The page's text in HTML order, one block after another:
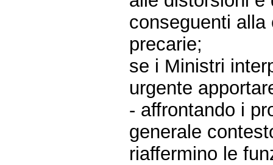
conseguenti
precarie;
se i Ministri
urgente
- affrontando i
generale
riaffermino le